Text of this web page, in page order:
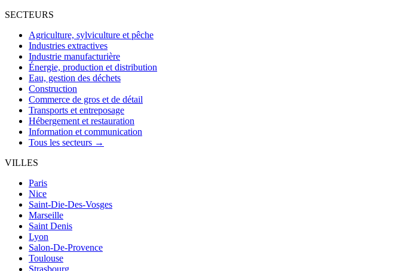
SECTEURS
Agriculture, sylviculture et pêche
Industries extractives
Industrie manufacturière
Énergie, production et distribution
Eau, gestion des déchets
Construction
Commerce de gros et de détail
Transports et entreposage
Hébergement et restauration
Information et communication
Tous les secteurs →
VILLES
Paris
Nice
Saint-Die-Des-Vosges
Marseille
Saint Denis
Lyon
Salon-De-Provence
Toulouse
Strasbourg